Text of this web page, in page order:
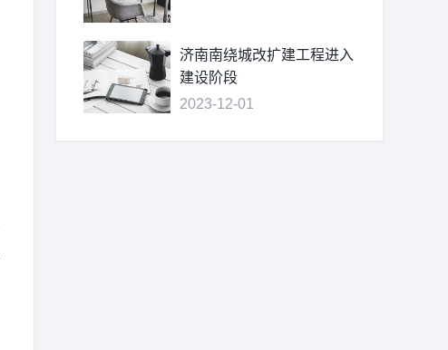
济南南绕城改扩建工程进入
建设阶段
2023-12-01